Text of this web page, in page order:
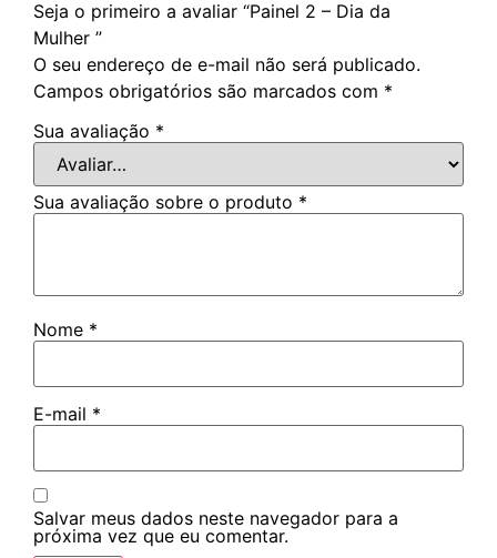
Seja o primeiro a avaliar “Painel 2 – Dia da
Mulher ”
O seu endereço de e-mail não será publicado.
Campos obrigatórios são marcados com *
Sua avaliação *
Sua avaliação sobre o produto *
Nome *
E-mail *
Salvar meus dados neste navegador para a
próxima vez que eu comentar.